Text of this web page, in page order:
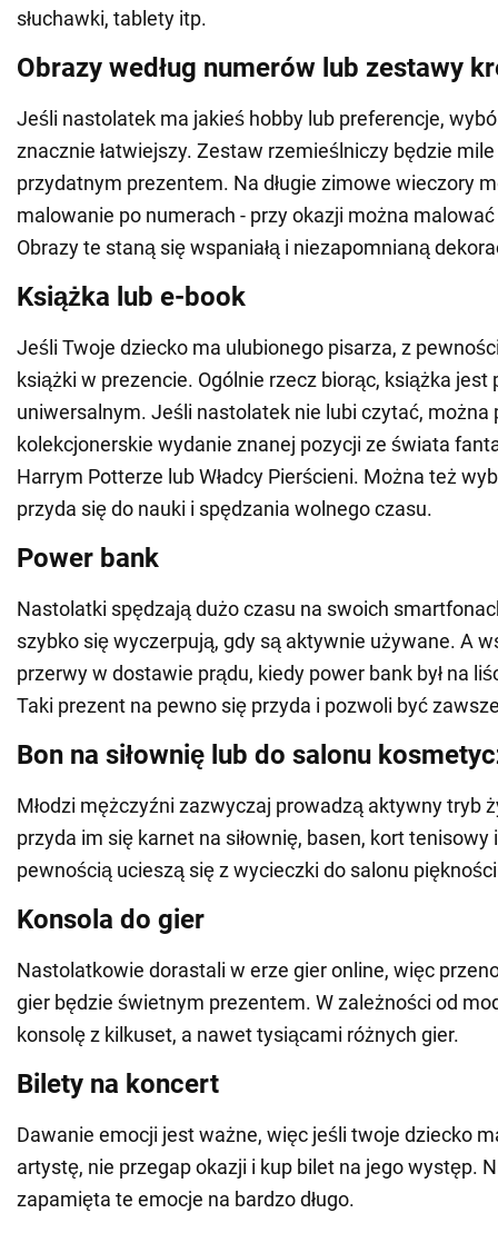
słuchawki, tablety itp.
Obrazy według numerów lub zestawy
Jeśli nastolatek ma jakieś hobby lub preferencje,
znacznie łatwiejszy. Zestaw rzemieślniczy będzie
przydatnym prezentem. Na długie zimowe wieczory
malowanie po numerach - przy okazji można malować
Obrazy te staną się wspaniałą i niezapomnianą
Książka lub e-book
Jeśli Twoje dziecko ma ulubionego pisarza, z
książki w prezencie. Ogólnie rzecz biorąc, książka jest
uniwersalnym. Jeśli nastolatek nie lubi czytać, można
kolekcjonerskie wydanie znanej pozycji ze świata
Harrym Potterze lub Władcy Pierścieni. Można też
przyda się do nauki i spędzania wolnego czasu.
Power bank
Nastolatki spędzają dużo czasu na swoich
szybko się wyczerpują, gdy są aktywnie używane. A
przerwy w dostawie prądu, kiedy power bank był na
Taki prezent na pewno się przyda i pozwoli być
Bon na siłownię lub do salonu
Młodzi mężczyźni zazwyczaj prowadzą aktywny tryb
przyda im się karnet na siłownię, basen, kort
pewnością ucieszą się z wycieczki do salonu
Konsola do gier
Nastolatkowie dorastali w erze gier online, więc
gier będzie świetnym prezentem. W zależności od
konsolę z kilkuset, a nawet tysiącami różnych gier.
Bilety na koncert
Dawanie emocji jest ważne, więc jeśli twoje dziecko
artystę, nie przegap okazji i kup bilet na jego występ.
zapamięta te emocje na bardzo długo.